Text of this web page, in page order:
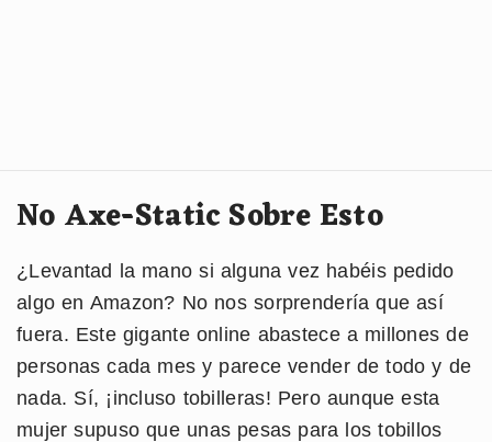
No Axe-Static Sobre Esto
¿Levantad la mano si alguna vez habéis pedido
algo en Amazon? No nos sorprendería que así
fuera. Este gigante online abastece a millones de
personas cada mes y parece vender de todo y de
nada. Sí, ¡incluso tobilleras! Pero aunque esta
mujer supuso que unas pesas para los tobillos